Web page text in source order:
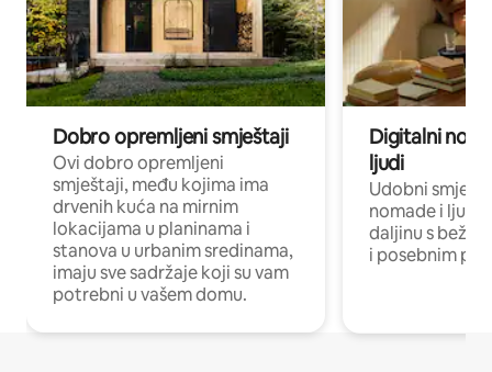
Dobro opremljeni smještaji
Ovi dobro opremljeni
smještaji, među kojima ima
drvenih kuća na mirnim
lokacijama u planinama i
stanova u urbanim sredinama,
imaju sve sadržaje koji su vam
potrebni u vašem domu.
Digitalni
ljudi
Udobni
nomade i ljude
daljinu s
i posebnim